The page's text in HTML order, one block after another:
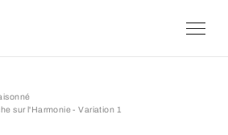
sur l'Harmonie - Variation 1